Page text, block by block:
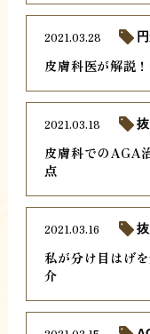
皮膚科医が解説
2021.03.28
皮膚科でのAGA
点
2021.03.18
私が分け目はげ
介
2021.03.16